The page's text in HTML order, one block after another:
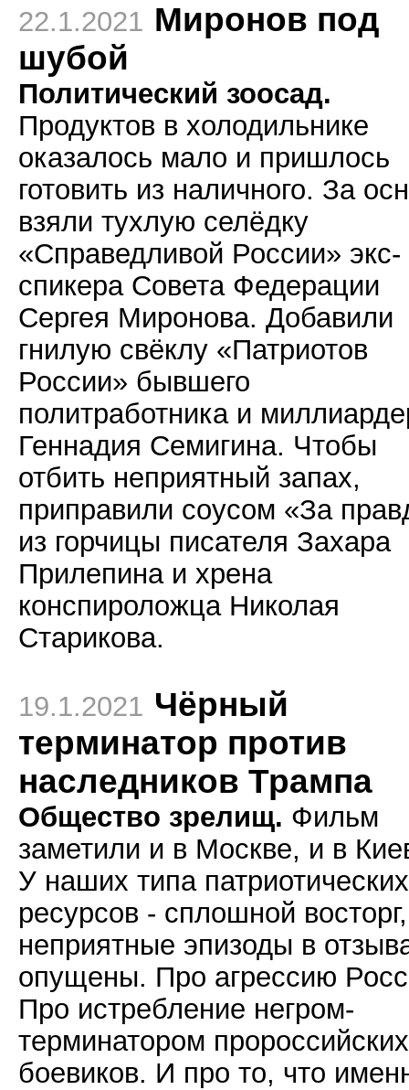
22.1.2021 Миронов под
шубой
Политический зоосад.
Продуктов в холодильнике
оказалось мало и пришлось
готовить из наличного. За
взяли тухлую селёдку
«Справедливой России» экс-
спикера Совета Федерации
Сергея Миронова. Добавили
гнилую свёклу «Патриотов
России» бывшего
политработника и
Геннадия Семигина. Чтобы
отбить неприятный запах,
приправили соусом «За
из горчицы писателя Захара
Прилепина и хрена
конспироложца Николая
Старикова.
19.1.2021 Чёрный
терминатор против
наследников Трампа
Общество зрелищ. Фильм
заметили и в Москве, и в
У наших типа патриотических
ресурсов - сплошной
неприятные эпизоды в
опущены. Про агрессию
Про истребление негром-
терминатором пророссийских
боевиков. И про то, что